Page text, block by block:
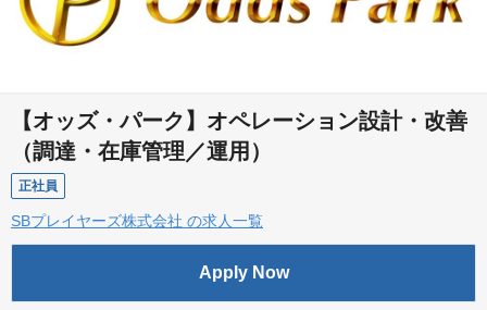
【オッズ・パーク】オペレーション設計・改善
（調達・在庫管理／運用）
正社員
SBプレイヤーズ株式会社 の求人一覧
Apply Now